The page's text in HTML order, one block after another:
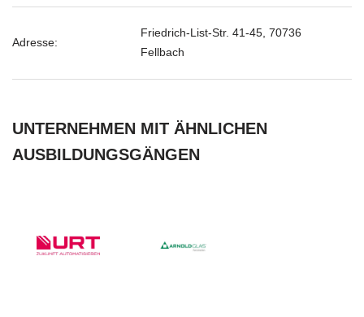
Adresse:
Friedrich-List-Str. 41-45, 70736
Fellbach
UNTERNEHMEN MIT ÄHNLICHEN
AUSBILDUNGSGÄNGEN